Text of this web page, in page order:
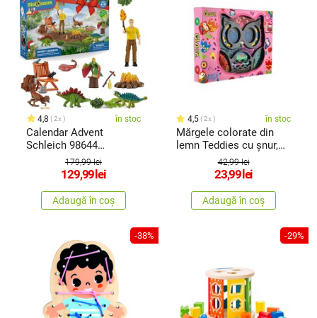
4,8 2x în stoc
Calendar Advent
Schleich 98644
Dinozauri179,99 lei
129,99 lei
Adaugă în coș
4,5 2x în stoc
Mărgele colorate din
lemn Teddies cu șnur,
27x 20 x 4 cm
42,99 lei
23,99 lei
Adaugă în coș
-38% -29%